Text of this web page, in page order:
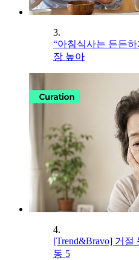
3.
“아침식사는 든든
장 높아
4.
[Trend&Bravo] 거절
동 5